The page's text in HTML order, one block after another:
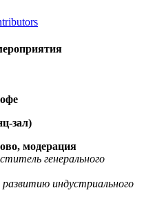
зал)
модерация
генерального
индустриального